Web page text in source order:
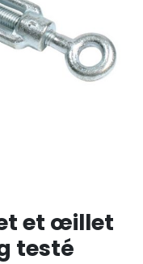
et œillet
testé